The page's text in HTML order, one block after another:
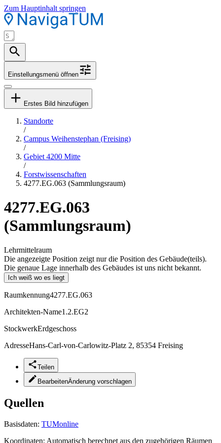
Zum Hauptinhalt springen
Einstellungsmenü öffnen
Erstes Bild hinzufügen
Standorte
/
Campus Weihenstephan (Freising)
/
Gebiet 4200 Mitte
/
Forstwissenschaften
4277.EG.063 (Sammlungsraum)
4277.EG.063
(Sammlungsraum)
Lehrmittelraum
Die angezeigte Position zeigt nur die Position des Gebäude(teils).
Die genaue Lage innerhalb des Gebäudes ist uns nicht bekannt.
Ich weiß wo es liegt
Raumkennung4277.EG.063
Architekten-Name1.2.EG2
StockwerkErdgeschoss
AdresseHans-Carl-von-Carlowitz-Platz 2, 85354 Freising
Teilen
BearbeitenÄnderung vorschlagen
Quellen
Basisdaten: TUMonline
Koordinaten: Automatisch berechnet aus den zugehörigen Räumen